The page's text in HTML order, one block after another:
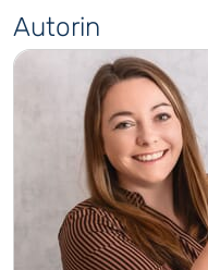
Autorin